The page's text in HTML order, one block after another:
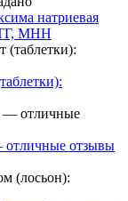
натриевая
МНН
отличные отзывы